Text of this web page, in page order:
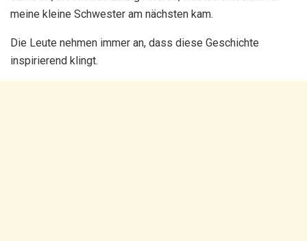
meine kleine Schwester am nächsten kam.
Die Leute nehmen immer an, dass diese Geschichte
inspirierend klingt.